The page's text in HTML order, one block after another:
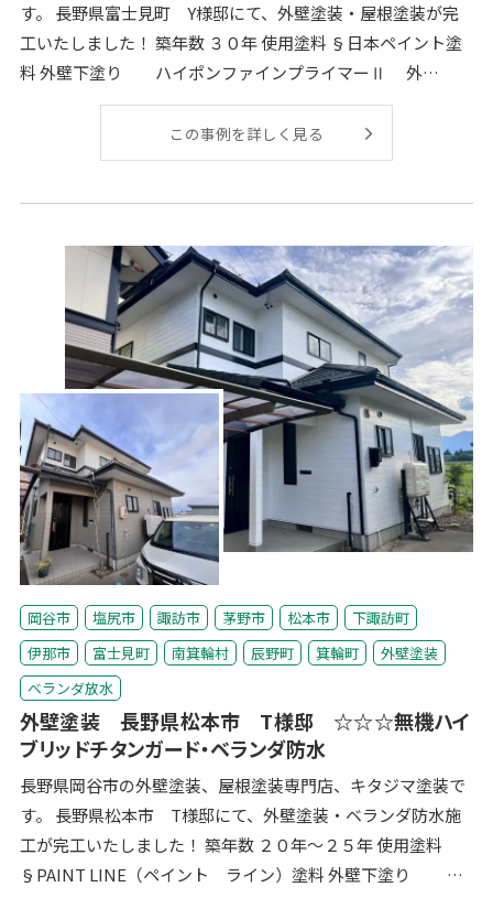
す。 長野県富士見町 Y様邸にて、外壁塗装・屋根塗装が完
工いたしました！ 築年数 ３０年 使用塗料 §日本ペイント塗
料 外壁下塗り ハイポンファインプライマーⅡ 外
壁
この事例を詳しく見る
岡谷市 塩尻市 諏訪市 茅野市 松本市
下諏訪町
伊那市
富士見町 南箕輪村 辰野町 箕輪町
外壁塗装
ベランダ放水
外壁塗装 長野県松本市 T様邸 ☆☆☆無機ハイ
ブリッドチタンガード・ベランダ防水
長野県岡谷市の外壁塗装、屋根塗装専門店、キタジマ塗装で
す。 長野県松本市 T様邸にて、外壁塗装・ベランダ防水施
工が完工いたしました！ 築年数 ２０年～２５年 使用塗料
§PAINT LINE（ペイント ライン）塗料 外壁下塗り PL